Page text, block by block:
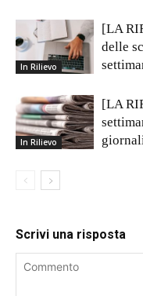
In Rilievo
[LA
delle
In Rilievo
[LA
Scrivi una risposta